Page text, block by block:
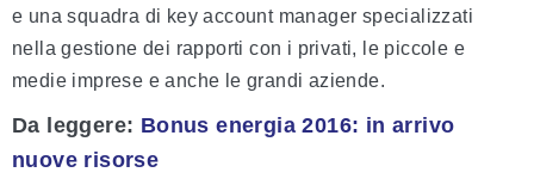
e una squadra di key account manager specializzati
nella gestione dei rapporti con i privati, le piccole e
medie imprese e anche le grandi aziende.
Da leggere: Bonus energia 2016: in arrivo
nuove risorse